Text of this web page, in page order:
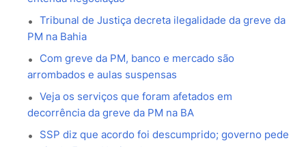
Tribunal de Justiça decreta ilegalidade da greve da
PM na Bahia
Com greve da PM, banco e mercado são
arrombados e aulas suspensas
Veja os serviços que foram afetados em
decorrência da greve da PM na BA
SSP diz que acordo foi descumprido; governo pede